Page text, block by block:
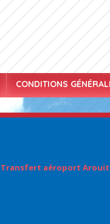
CONDITIONS
Transfert aéroport Arouit